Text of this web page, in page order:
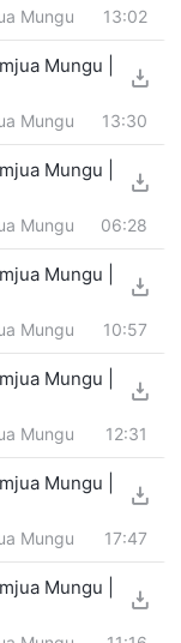
Mungu 13:02
Mungu |
Mungu 13:30
Mungu |
Mungu 06:28
Mungu |
Mungu 10:57
Mungu |
Mungu 12:31
Mungu |
Mungu 17:47
Mungu |